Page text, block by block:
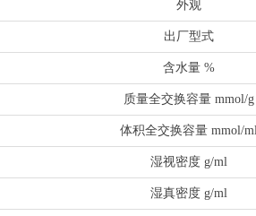
外观
出厂型式
含水量 %
质量全交换容量 mmol/g
体积全交换容量 mmol/
湿视密度 g/ml
湿真密度 g/ml